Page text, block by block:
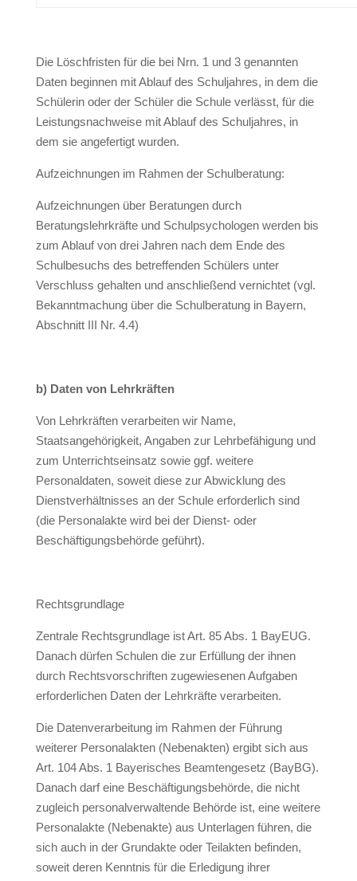
Die Löschfristen für die bei Nrn. 1 und 3 genannten
Daten beginnen mit Ablauf des Schuljahres, in dem die
Schülerin oder der Schüler die Schule verlässt, für die
Leistungsnachweise mit Ablauf des Schuljahres, in
dem sie angefertigt wurden.
Aufzeichnungen im Rahmen der Schulberatung:
Aufzeichnungen über Beratungen durch
Beratungslehrkräfte und Schulpsychologen werden bis
zum Ablauf von drei Jahren nach dem Ende des
Schulbesuchs des betreffenden Schülers unter
Verschluss gehalten und anschließend vernichtet (vgl.
Bekanntmachung über die Schulberatung in Bayern,
Abschnitt III Nr. 4.4)
b) Daten von Lehrkräften
Von Lehrkräften verarbeiten wir Name,
Staatsangehörigkeit, Angaben zur Lehrbefähigung und
zum Unterrichtseinsatz sowie ggf. weitere
Personaldaten, soweit diese zur Abwicklung des
Dienstverhältnisses an der Schule erforderlich sind
(die Personalakte wird bei der Dienst- oder
Beschäftigungsbehörde geführt).
Rechtsgrundlage
Zentrale Rechtsgrundlage ist Art. 85 Abs. 1 BayEUG.
Danach dürfen Schulen die zur Erfüllung der ihnen
durch Rechtsvorschriften zugewiesenen Aufgaben
erforderlichen Daten der Lehrkräfte verarbeiten.
Die Datenverarbeitung im Rahmen der Führung
weiterer Personalakten (Nebenakten) ergibt sich aus
Art. 104 Abs. 1 Bayerisches Beamtengesetz (BayBG).
Danach darf eine Beschäftigungsbehörde, die nicht
zugleich personalverwaltende Behörde ist, eine weitere
Personalakte (Nebenakte) aus Unterlagen führen, die
sich auch in der Grundakte oder Teilakten befinden,
soweit deren Kenntnis für die Erledigung ihrer